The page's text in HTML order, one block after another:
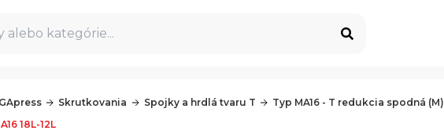
kategórie...
Skrutkovania Spojky a hrdlá tvaru T
Typ MA16 - T redukcia spodná (M)
18L-12L